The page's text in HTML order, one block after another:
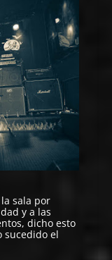
sala por
y a las
dicho esto
sucedido el